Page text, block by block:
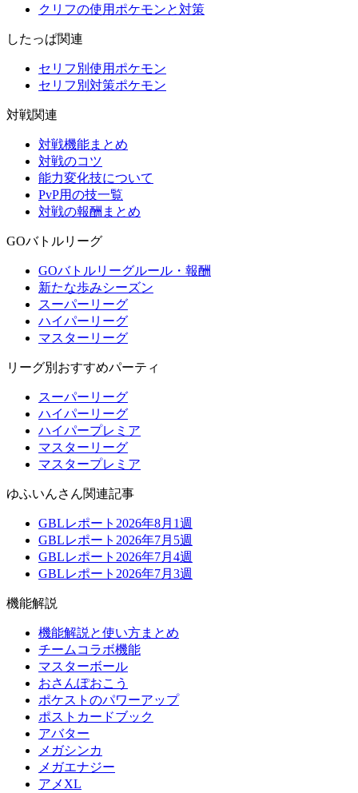
クリフの使用ポケモンと対策
したっぱ関連
セリフ別使用ポケモン
セリフ別対策ポケモン
対戦関連
対戦機能まとめ
対戦のコツ
能力変化技について
PvP用の技一覧
対戦の報酬まとめ
GOバトルリーグ
GOバトルリーグルール・報酬
新たな歩みシーズン
スーパーリーグ
ハイパーリーグ
マスターリーグ
リーグ別おすすめパーティ
スーパーリーグ
ハイパーリーグ
ハイパープレミア
マスターリーグ
マスタープレミア
ゆふいんさん関連記事
GBLレポート2026年8月1週
GBLレポート2026年7月5週
GBLレポート2026年7月4週
GBLレポート2026年7月3週
機能解説
機能解説と使い方まとめ
チームコラボ機能
マスターボール
おさんぽおこう
ポケストのパワーアップ
ポストカードブック
アバター
メガシンカ
メガエナジー
アメXL